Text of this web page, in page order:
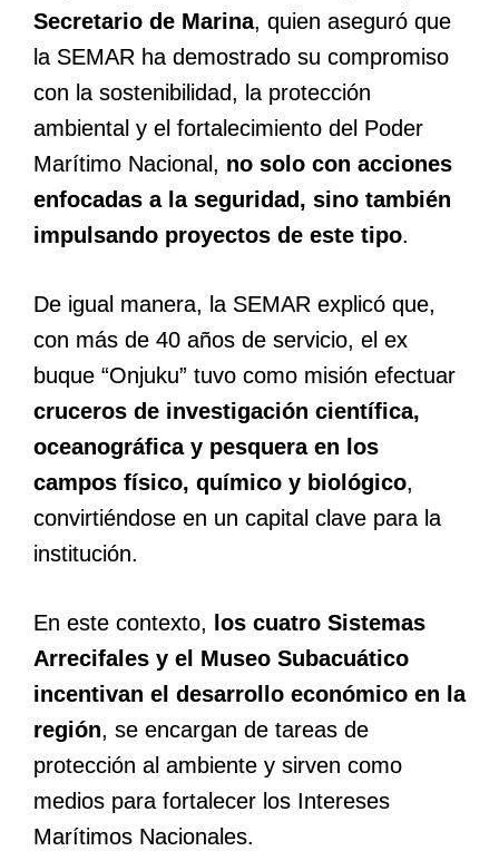
Secretario de Marina, quien aseguró que
la SEMAR ha demostrado su compromiso
con la sostenibilidad, la protección
ambiental y el fortalecimiento del Poder
Marítimo Nacional, no solo con acciones
enfocadas a la seguridad, sino también
impulsando proyectos de este tipo.
De igual manera, la SEMAR explicó que,
con más de 40 años de servicio, el ex
buque “Onjuku” tuvo como misión efectuar
cruceros de investigación científica,
oceanográfica y pesquera en los
campos físico, químico y biológico,
convirtiéndose en un capital clave para la
institución.
En este contexto,
los cuatro Sistemas
Arrecifales y el Museo Subacuático
incentivan el desarrollo económico en la
región, se encargan de tareas de
protección al ambiente y sirven como
medios para fortalecer los Intereses
Marítimos Nacionales.